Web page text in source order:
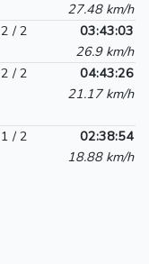
27.48 km/h
2 / 2
03:43:03
26.9 km/h
2 / 2
04:43:26
21.17 km/h
1 / 2
02:38:54
18.88 km/h